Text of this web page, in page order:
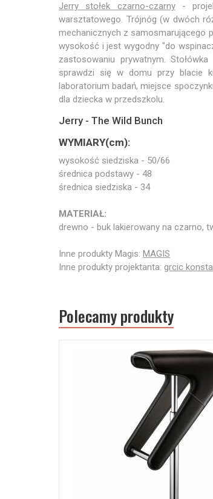
Jerry stołek czarno-czarny-
warsztatowego. Trójnóg (w dwóch
mechanicznych z samosmarującego
wysokość i jest wygodny "do
zastosowaniu prywatnym.
sprawdzi się w domu przy blacie
laboratorium badań, miejsce
dla dziecka w przedszkolu.
Jerry - The Wild Bunch
WYMIARY(cm):
wysokość siedziska - 50/66
średnica podstawy - 48
średnica siedziska - 34
MATERIAŁ:
drewno - buk lakierowany na czarno,
Inne produkty Magis: MAGIS
Inne produkty projektanta: grcic
Polecamy produkty